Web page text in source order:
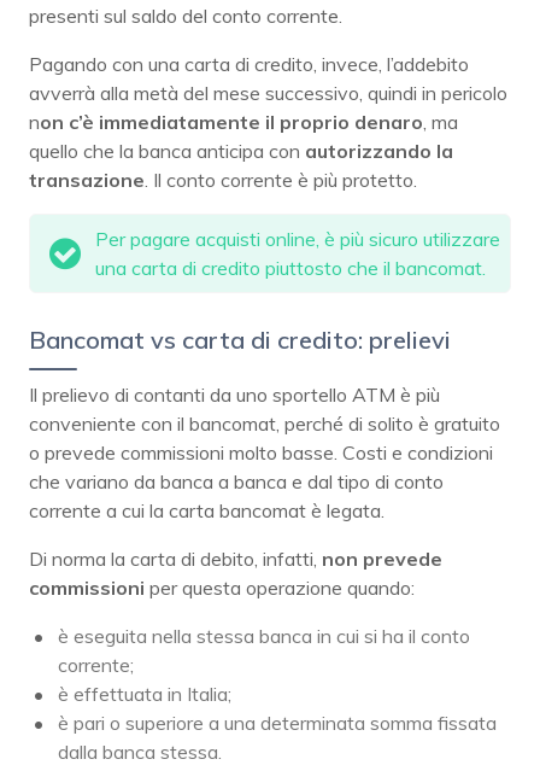
presenti sul saldo del conto corrente.
Pagando con una carta di credito, invece, l’addebito
avverrà alla metà del mese successivo, quindi in pericolo
non c’è immediatamente il proprio denaro , ma
quello che la banca anticipa con autorizzando la
transazione . Il conto corrente è più protetto.
Per pagare acquisti online, è più sicuro utilizzare
una carta di credito piuttosto che il bancomat.
Bancomat vs carta di credito: prelievi
Il prelievo di contanti da uno sportello ATM è più
conveniente con il bancomat, perché di solito è gratuito
o prevede commissioni molto basse. Costi e condizioni
che variano da banca a banca e dal tipo di conto
corrente a cui la carta bancomat è legata.
Di norma la carta di debito, infatti, non prevede
commissioni per questa operazione quando:
è eseguita nella stessa banca in cui si ha il conto
corrente;
è effettuata in Italia;
è pari o superiore a una determinata somma fissata
dalla banca stessa.